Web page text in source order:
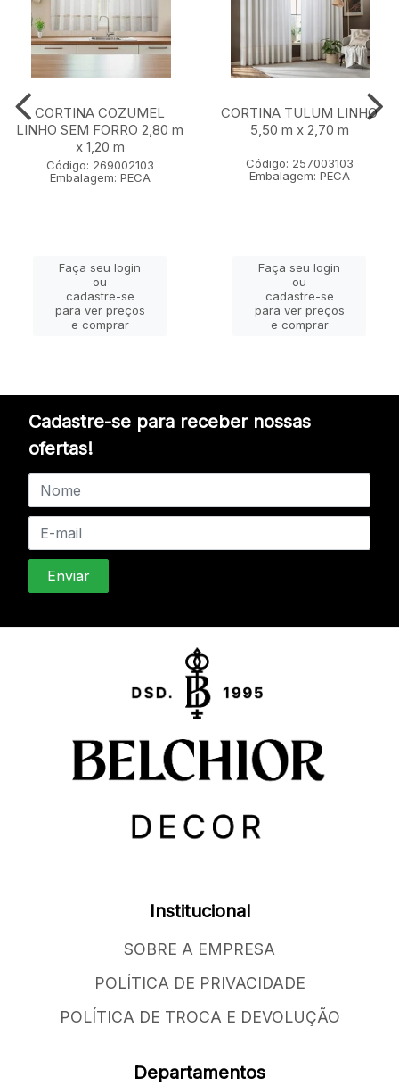
CORTINA COZUMEL
LINHO SEM FORRO 2,80 m
x 1,20 m
Código: 269002103
Embalagem: PECA
Faça seu login
ou
cadastre-se
para ver preços
e comprar
CORTINA TULUM LINHO
5,50 m x 2,70 m
Código: 257003103
Embalagem: PECA
Faça seu login
ou
cadastre-se
para ver preços
e comprar
Cadastre-se para receber nossas
ofertas!
Institucional
SOBRE A EMPRESA
POLÍTICA DE PRIVACIDADE
POLÍTICA DE TROCA E DEVOLUÇÃO
Departamentos